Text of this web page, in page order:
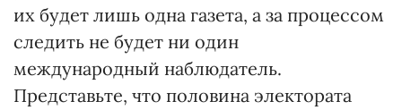
их будет лишь одна газета, а за процессом
следить не будет ни один
международный наблюдатель.
Представьте, что половина электората